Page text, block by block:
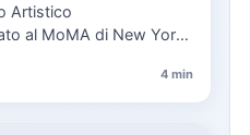
Artistico
al MoMA di New York
4 min